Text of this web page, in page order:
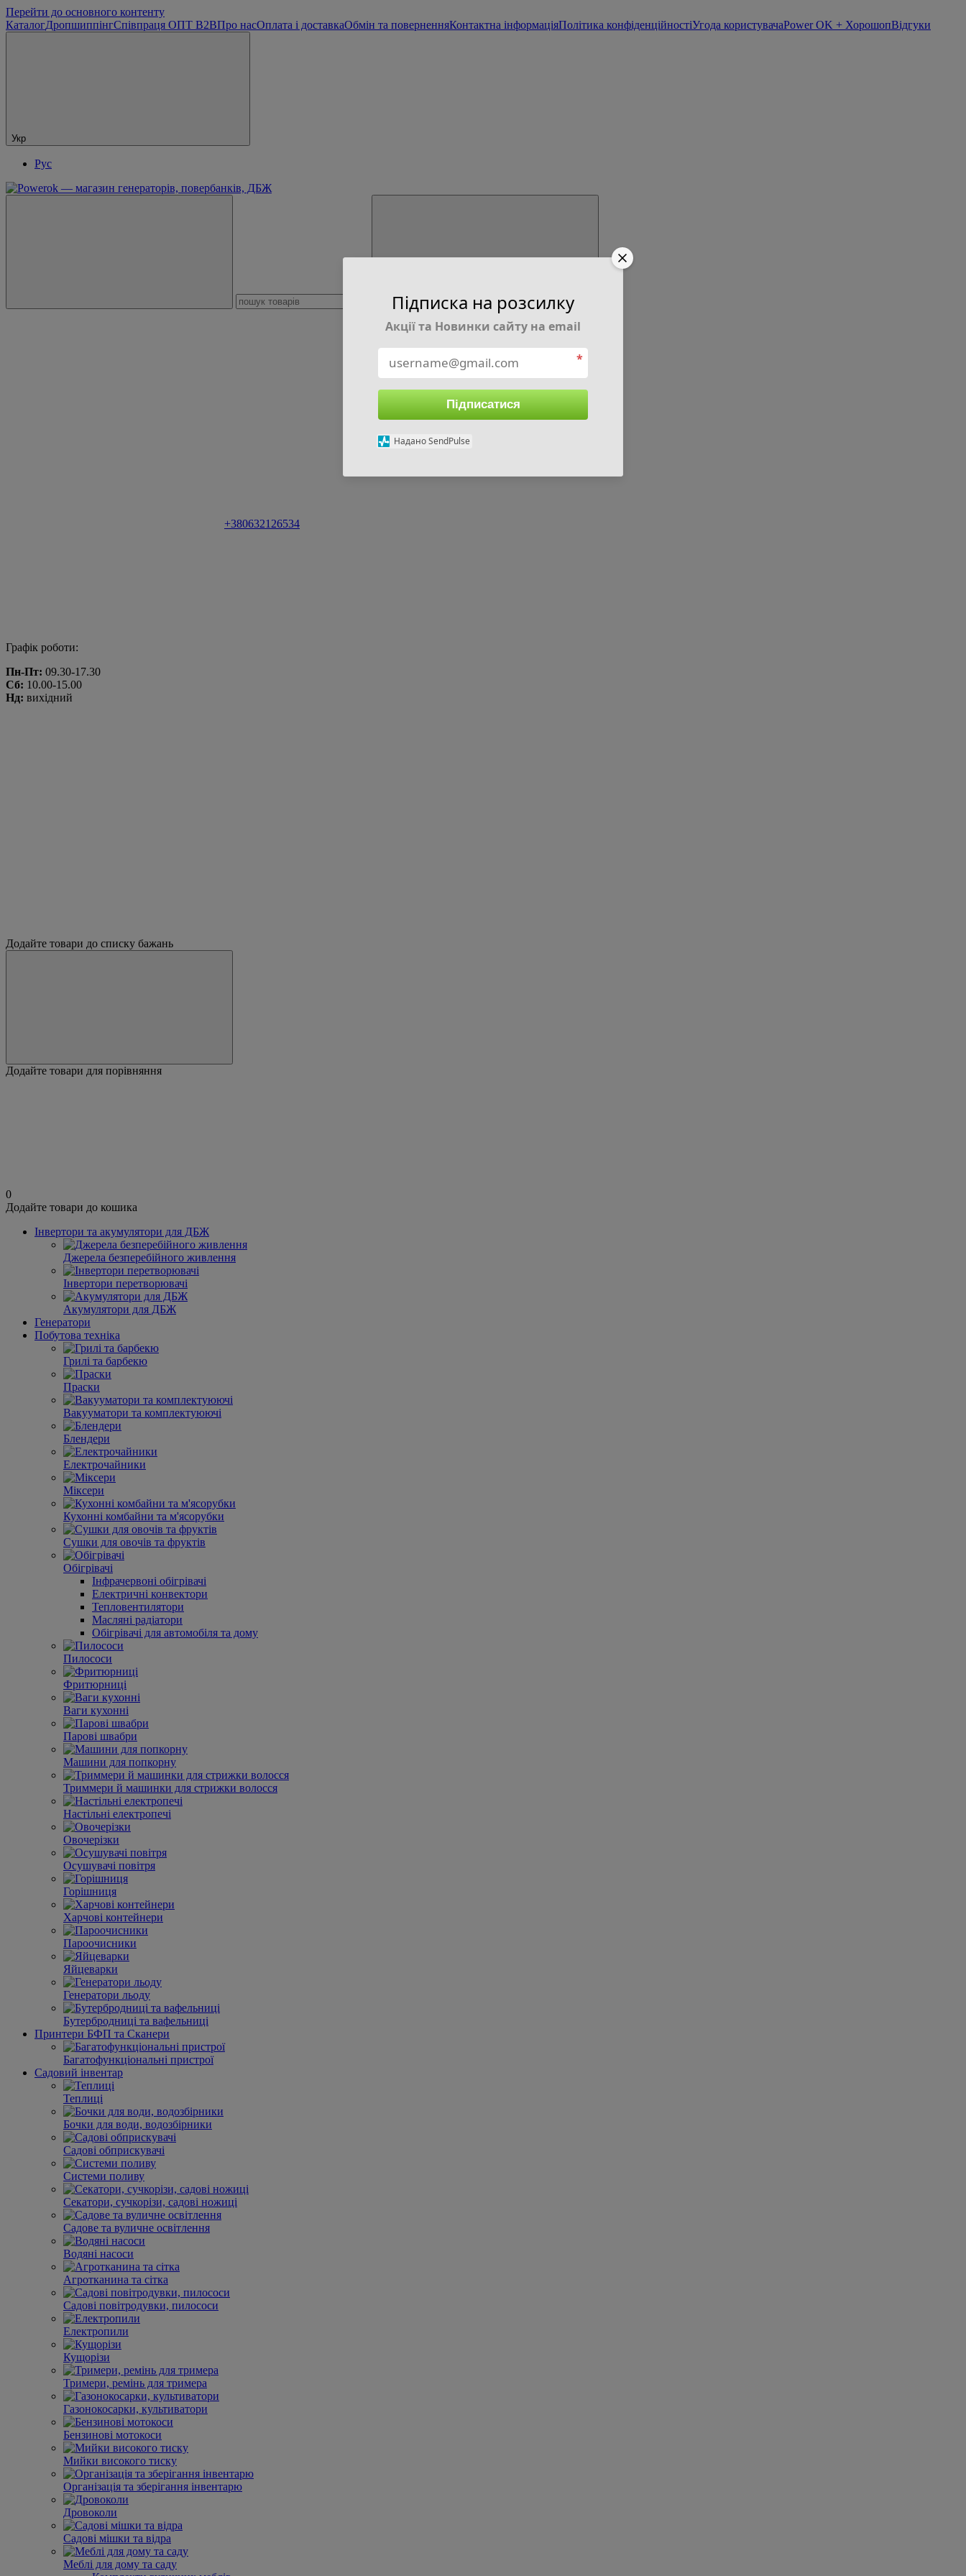
Перейти до основного контенту
КаталогДропшиппінгСпівпраця ОПТ B2BПро насОплата і доставкаОбмін та поверненняКонтактна інформаціяПолітика конфіденційностіУгода користувачаPower OK + ХорошопВідгуки
Укр
Рус
+380632126534
Графік роботи:
Пн-Пт: 09.30-17.30
Сб: 10.00-15.00
Нд: вихідний
Додайте товари до списку бажань
Додайте товари для порівняння
0
Додайте товари до кошика
Інвертори та акумулятори для ДБЖ
Джерела безперебійного живлення
Інвертори перетворювачі
Акумулятори для ДБЖ
Генератори
Побутова техніка
Грилі та барбекю
Праски
Вакууматори та комплектуюючі
Блендери
Електрочайники
Міксери
Кухонні комбайни та м'ясорубки
Сушки для овочів та фруктів
Обігрівачі
Інфрачервоні обігрівачі
Електричні конвектори
Тепловентилятори
Масляні радіатори
Обігрівачі для автомобіля та дому
Пилососи
Фритюрниці
Ваги кухонні
Парові швабри
Машини для попкорну
Триммери й машинки для стрижки волосся
Настільні електропечі
Овочерізки
Осушувачі повітря
Горішниця
Харчові контейнери
Пароочисники
Яйцеварки
Генератори льоду
Бутербродниці та вафельниці
Принтери БФП та Сканери
Багатофункціональні пристрої
Садовий інвентар
Теплиці
Бочки для води, водозбірники
Садові обприскувачі
Системи поливу
Секатори, сучкорізи, садові ножиці
Садове та вуличне освітлення
Водяні насоси
Агротканина та сітка
Садові повітродувки, пилососи
Електропили
Кущорізи
Тримери, ремінь для тримера
Газонокосарки, культиватори
Бензинові мотокоси
Мийки високого тиску
Організація та зберігання інвентарю
Дровоколи
Садові мішки та відра
Меблі для дому та саду
Підписка на розсилку
Акції та Новинки сайту на email
*
Підписатися
Надано SendPulse